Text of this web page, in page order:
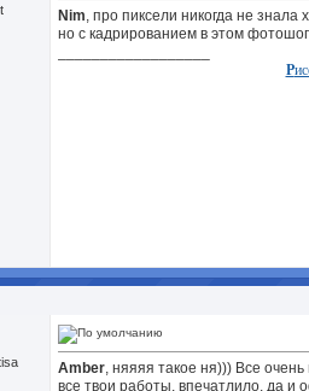
Nim, про пиксели никогда не знала
но с кадрированием в этом
Р
Amber, няяяя такое ня))) Все
все твои работы, впечатлило, да и